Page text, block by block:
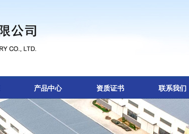
产品中心 资质证书 联系我们